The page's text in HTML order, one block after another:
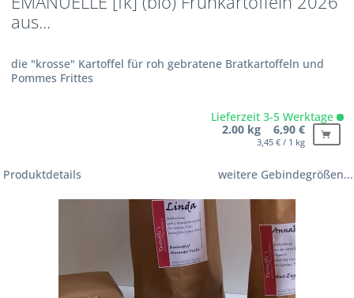
aus...
die "krosse" Kartoffel für roh gebratene Bratkartoffeln und
Pommes Frittes
Lieferzeit 3-5 Werktage
2.00 kg 6,90 €
3,45 € / 1 kg
Produktdetails weitere Gebindegrößen...